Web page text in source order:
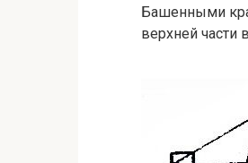
Башенными
верхней части